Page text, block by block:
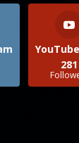
281